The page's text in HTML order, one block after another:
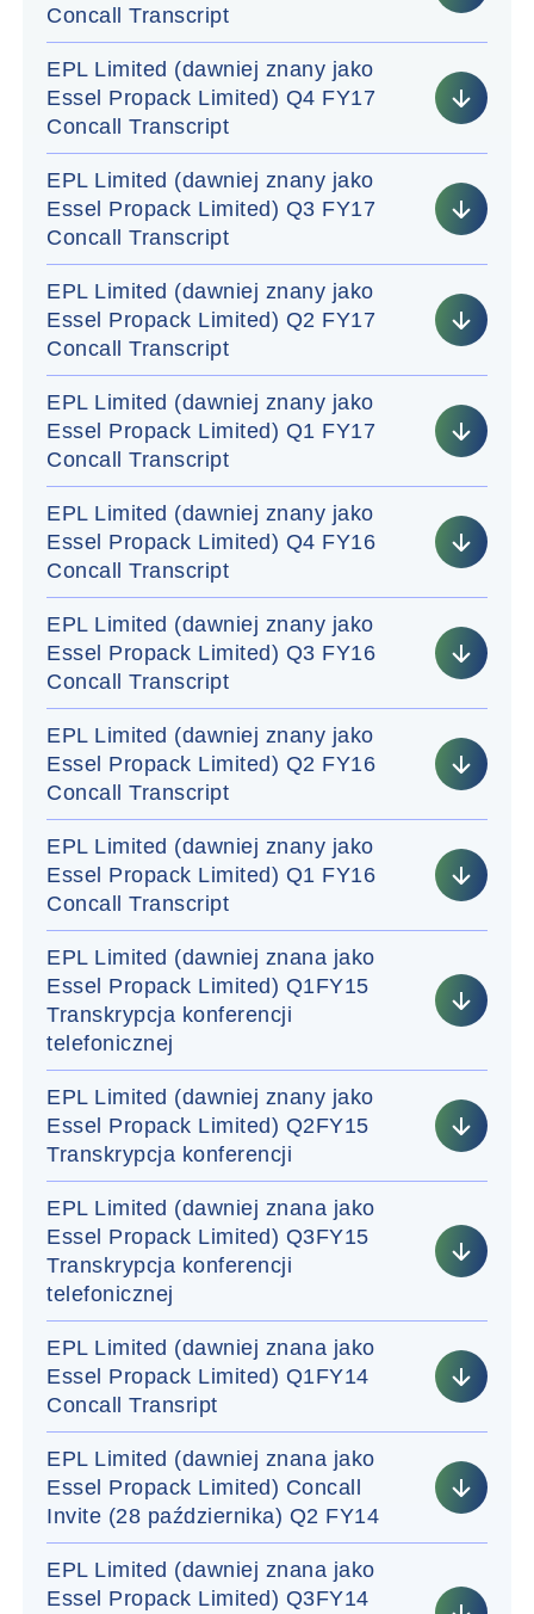
Concall Transcript
EPL Limited (dawniej znany jako
Essel Propack Limited) Q4 FY17
Concall Transcript
EPL Limited (dawniej znany jako
Essel Propack Limited) Q3 FY17
Concall Transcript
EPL Limited (dawniej znany jako
Essel Propack Limited) Q2 FY17
Concall Transcript
EPL Limited (dawniej znany jako
Essel Propack Limited) Q1 FY17
Concall Transcript
EPL Limited (dawniej znany jako
Essel Propack Limited) Q4 FY16
Concall Transcript
EPL Limited (dawniej znany jako
Essel Propack Limited) Q3 FY16
Concall Transcript
EPL Limited (dawniej znany jako
Essel Propack Limited) Q2 FY16
Concall Transcript
EPL Limited (dawniej znany jako
Essel Propack Limited) Q1 FY16
Concall Transcript
EPL Limited (dawniej znana jako
Essel Propack Limited) Q1FY15
Transkrypcja konferencji
telefonicznej
EPL Limited (dawniej znany jako
Essel Propack Limited) Q2FY15
Transkrypcja konferencji
EPL Limited (dawniej znana jako
Essel Propack Limited) Q3FY15
Transkrypcja konferencji
telefonicznej
EPL Limited (dawniej znana jako
Essel Propack Limited) Q1FY14
Concall Transript
EPL Limited (dawniej znana jako
Essel Propack Limited) Concall
Invite (28 października) Q2 FY14
EPL Limited (dawniej znana jako
Essel Propack Limited) Q3FY14